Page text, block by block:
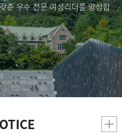
춘 우수 전문 여성리더를 양성합